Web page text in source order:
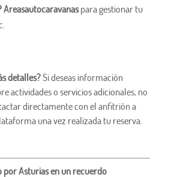
Areasautocaravanaspara gestionar tu
detalles?Si deseas información
actividades o servicios adicionales, no
directamente con el anfitrión a
una vez realizada tu reserva.
por Asturias en un recuerdo